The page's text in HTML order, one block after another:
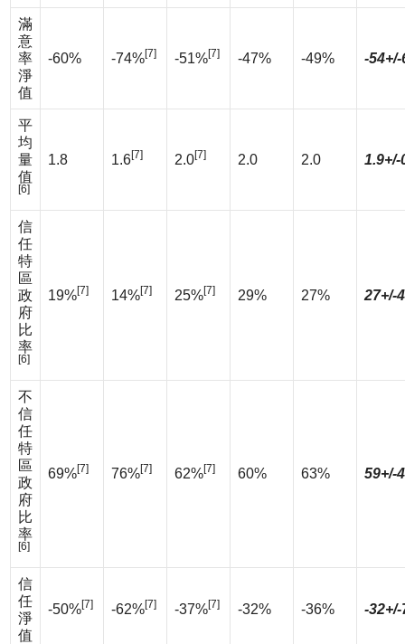
滿
意
率
淨
值
-60% -74%[7] -51%[7] -47% -49% -54+/-
平
均
量
值
[6]
1.8 1.6[7] 2.0[7] 2.0 2.0 1.9+/-
信
任
特
區
政
府
比
率
[6]
19%[7] 14%[7] 25%[7] 29% 27% 27+/-
不
信
任
特
區
政
府
比
率
[6]
69%[7] 76%[7] 62%[7] 60% 63% 59+/-
信
任
淨
值
-50%[7] -62%[7] -37%[7] -32% -36% -32+/-